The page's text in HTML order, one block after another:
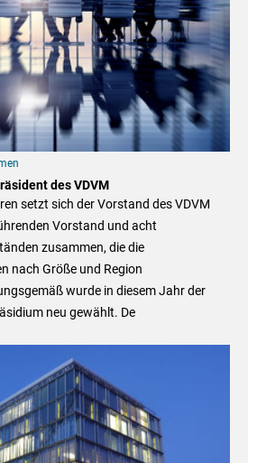
des VDVM
setzt sich der Vorstand des VDVM
Vorstand und acht
zusammen, die die
nach Größe und Region
wurde in diesem Jahr der
neu gewählt. De